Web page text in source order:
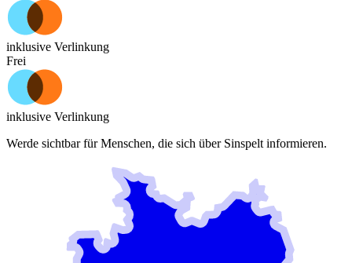
inklusive Verlinkung
Frei
inklusive Verlinkung
Werde sichtbar für Menschen, die sich über Sinspelt informieren.